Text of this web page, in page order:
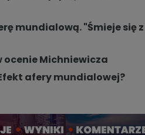
mundialową. "Śmieje się z
ocenie Michniewicza
afery mundialowej?